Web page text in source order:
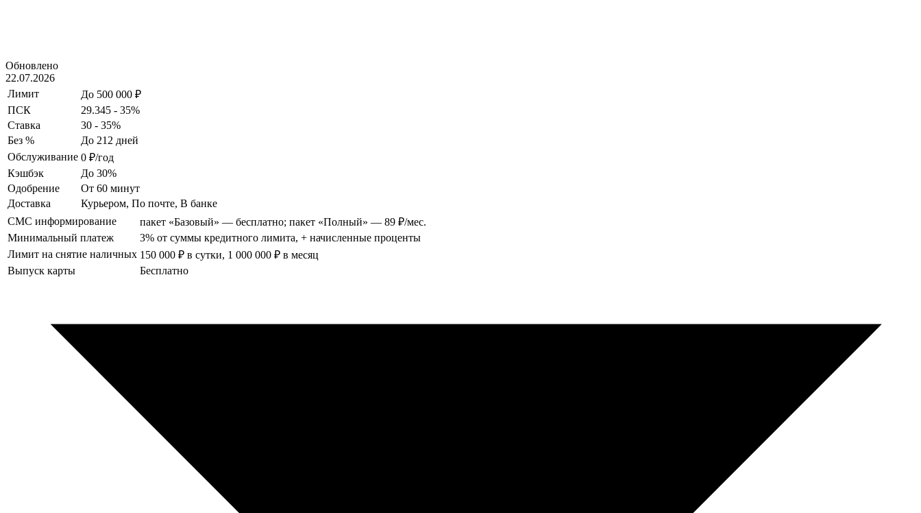
Обновлено
22.07.2026
Лимит
До 500 000 ₽
ПСК
29.345 - 35%
Ставка
30 - 35%
Без %
До 212 дней
Обслуживание 0 ₽/год
Кэшбэк
До 30%
Одобрение
От 60 минут
Доставка
Курьером, По почте, В банке
СМС информирование
пакет «Базовый» — бесплатно; пакет «Полный» — 89 ₽/мес.
Минимальный платеж
3% от суммы кредитного лимита, + начисленные проценты
Лимит на снятие наличных 150 000 ₽ в сутки, 1 000 000 ₽ в месяц
Выпуск карты
Бесплатно